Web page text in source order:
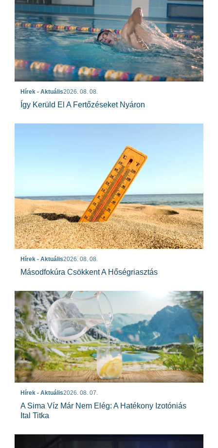
Hírek - Aktuális2026. 08. 08.
Így Kerüld El A Fertőzéseket Nyáron
Hírek - Aktuális2026. 08. 08.
Másodfokúra Csökkent A Hőségriasztás
Hírek - Aktuális2026. 08. 07.
A Sima Víz Már Nem Elég: A Hatékony Izotóniás
Ital Titka